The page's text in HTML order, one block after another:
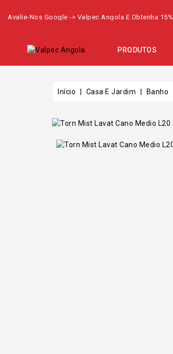
Avalie-Nos Google -> Valpec Angola E Obtenha 15%
PRODUTOS
Início Casa E Jardim Banho